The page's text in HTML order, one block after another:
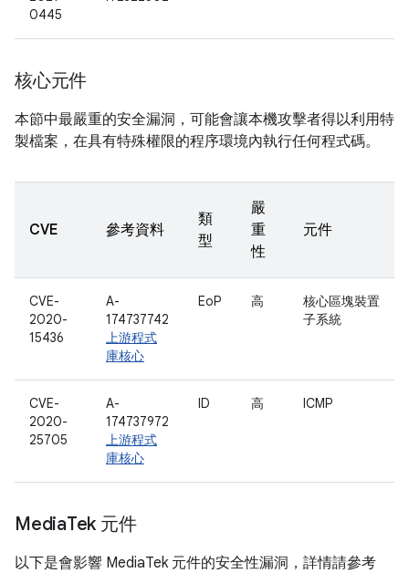
0445
核心元件
本節中最嚴重的安全漏洞，可能會讓本機攻擊者得以利用特
製檔案，在具有特殊權限的程序環境內執行任何程式碼。
CVE 參考資料
類
型
嚴
重
性
元件
CVE-
2020-
15436
A-
174737742
上游程式
庫核心
EoP 高
核心區塊裝置
子系統
CVE-
2020-
25705
A-
174737972
上游程式
庫核心
ID 高 ICMP
MediaTek 元件
以下是會影響 MediaTek 元件的安全性漏洞，詳情請參考